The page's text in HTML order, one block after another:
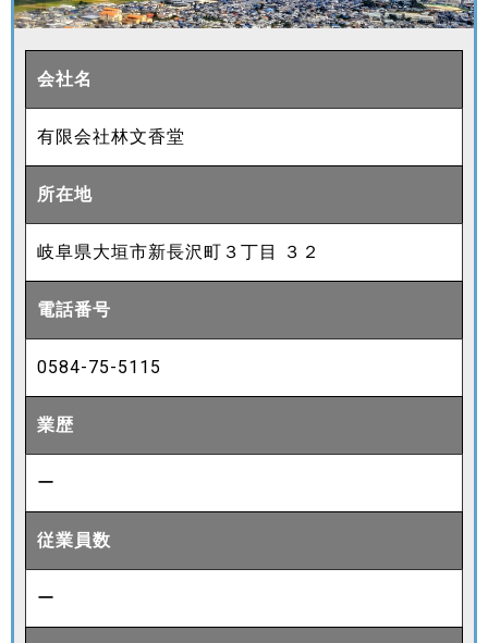
会社名
有限会社林文香堂
所在地
岐阜県大垣市新長沢町３丁目 ３２
電話番号
0584-75-5115
業歴
ー
従業員数
ー